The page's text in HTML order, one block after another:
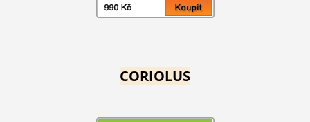
CORIOLUS